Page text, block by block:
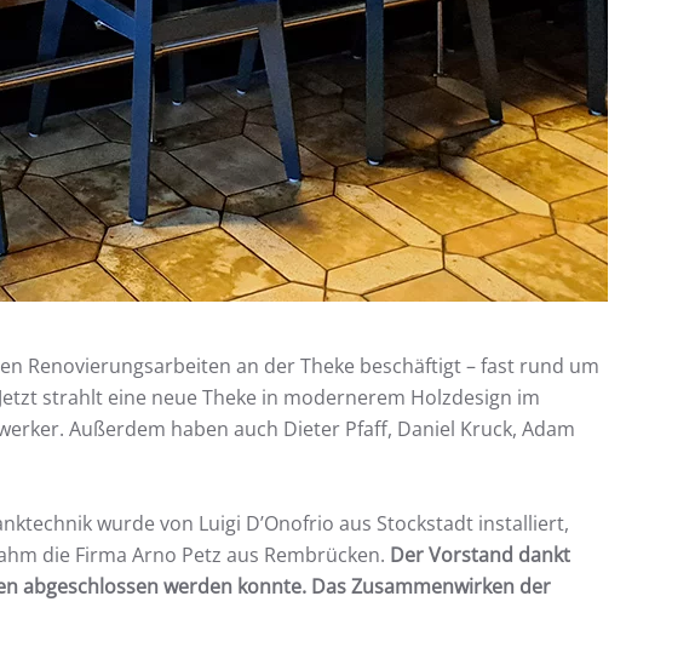
Renovierungsarbeiten an der Theke beschäftigt – fast rund um
strahlt eine neue Theke in modernerem Holzdesign im
Außerdem haben auch Dieter Pfaff, Daniel Kruck, Adam
wurde von Luigi D’Onofrio aus Stockstadt installiert,
die Firma Arno Petz aus Rembrücken. Der Vorstand dankt
abgeschlossen werden konnte. Das Zusammenwirken der